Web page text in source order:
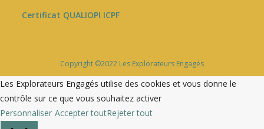
Certificat QUALIOPI ICPF
Copyright ©2022 Les Explorateurs Engagés
Les Explorateurs Engagés utilise des cookies et vous donne le
contrôle sur ce que vous souhaitez activer
Personnaliser Accepter toutRejeter tout